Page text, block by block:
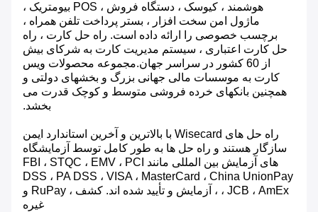
هوشمند ، کیوسک ، دستگاه فروش ، POS بیومتریک ،
ماژول امن سخت افزار ، بستر پرداخت تلفن همراه ،
برچسب خصوصی را ارائه داده است. راه حل کارت ، راه
حل کارت اعتباری ، سیستم مدیریت کارت به شرکای بیش
از 60 کشور در سراسر جهان.مجموعه محصولات ویس
کارت به موسسات مالی جهانی بزرگ و بخشهای دولتی و
همچنین بانکهای خرده فروشی متوسط ​​و کوچک قدرت می
بخشد.
راه حل های Wisecard با بالاترین و آخرین استاندارد ایمن
سازگار هستند و راه حل ها به طور کامل توسط آزمایشگاه
های آزمایش بین المللی مانند FBI ، STQC ، EMV ، PCI
DSS ، PA DSS ، VISA ، MasterCard ، China UnionPay
، JCB ، AmEx ، آزمایش و تأیید شده اند. کشف ، RuPay و
غیره